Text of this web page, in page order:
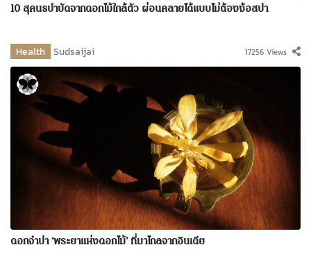
10 สุคนธบำบัดจากดอกไม้ใกล้ตัว ผ่อนคลายได้แบบไม่ต้องง้อสปา
Health Sudsaijai 17256 Views
ดอกจำปา ‘พระยาแห่งดอกไม้’ ที่มาไกลจากอินเดีย